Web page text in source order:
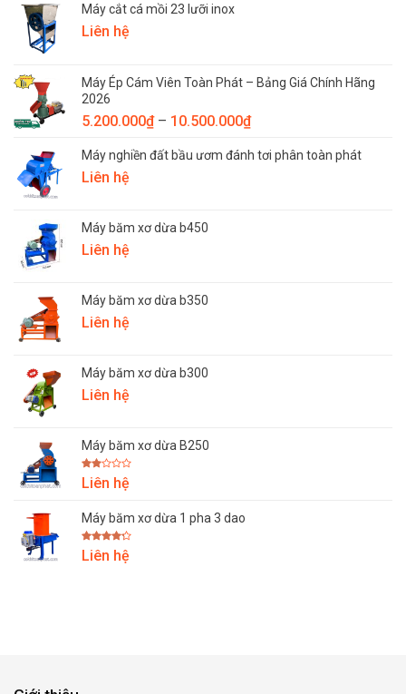
Máy cắt cá mồi 23 lưỡi inox
Liên hệ
Máy Ép Cám Viên Toàn Phát – Bảng Giá Chính Hãng
2026
5.200.000₫ – 10.500.000₫Khoảng
từ
Máy nghiền đất bầu ươm đánh tơi phân toàn phát
Liên hệ
Máy băm xơ dừa b450
Liên hệ
Máy băm xơ dừa b350
Liên hệ
Máy băm xơ dừa b300
Liên hệ
Máy băm xơ dừa B250
Được
xếp
5
Liên hệ
Máy băm xơ dừa 1 pha 3 dao
Được
xếp hạng
Liên hệ